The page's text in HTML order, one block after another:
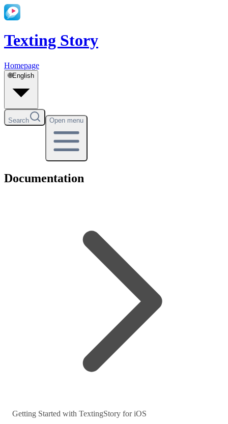
Texting Story
Homepage
🌐English
Search Open menu
Documentation
Getting Started with TextingStory for iOS